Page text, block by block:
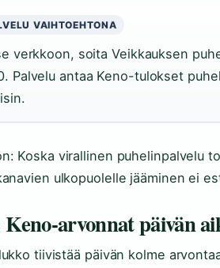
VAIHTOEHTONA
verkkoon, soita Veikkauksen
Palvelu antaa Keno-tulokset
Koska virallinen puhelinpalvelu
ulkopuolelle jääminen ei
arvonnat päivän
tiivistää päivän kolme